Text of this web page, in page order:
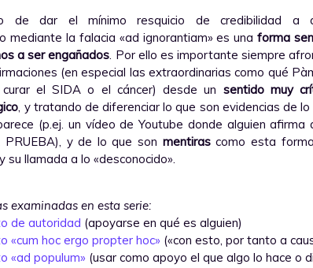
de dar el mínimo resquicio de credibilidad a
mediante la falacia «ad ignorantiam» es una forma
a ser engañados. Por ello es importante siempre
(en especial las extraordinarias como qué
el SIDA o el cáncer) desde un sentido muy
, y tratando de diferenciar lo que son evidencias de lo
(p.ej. un vídeo de Youtube donde alguien afirma
PRUEBA), y de lo que son mentirascomo esta
su llamada a lo «desconocido».
examinadas en esta serie:
de autoridad (apoyarse en qué es alguien)
«cum hoc ergo propter hoc» («con esto, por tanto a
«ad populum» (usar como apoyo el que algo lo hace o